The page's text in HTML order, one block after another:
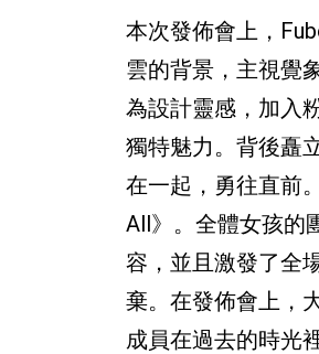
本次發佈會上，
雲的背景，主視覺
為設計靈感，加入
獨特魅力。背後矗
在一起，勇往直前
All》。全體女孩的
容，並且激發了全
棄。在發佈會上，
成員在過去的時光